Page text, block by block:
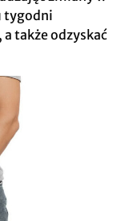
tygodni
także odzyskać